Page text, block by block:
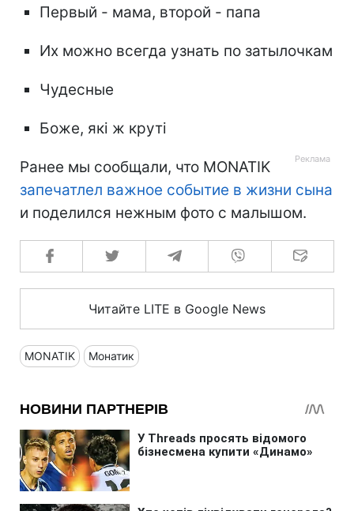
Первый - мама, второй - папа
Их можно всегда узнать по затылочкам
Чудесные
Боже, які ж круті
Ранее мы сообщали, что MONATIK
запечатлел важное событие в жизни сына
и поделился нежным фото с малышом.
Читайте LITE в Google News
MONATIK Монатик